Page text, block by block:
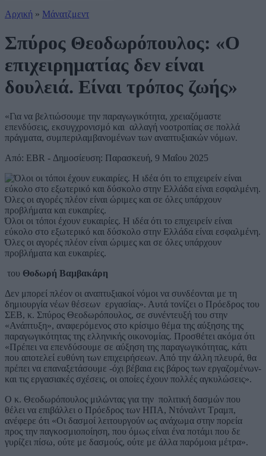
Αρχική » Μάνατζμεντ
Σπύρος Θεοδωρόπουλος: «Ο
επιχειρηματίας δεν είναι
δουλειά. Είναι τρόπος ζωής»
«Για να βελτιώσουμε την παραγωγικότητα, χρειαζόμαστε
επενδύσεις, εκσυγχρονισμό και αλλαγή νοοτροπίας σε πολλά
πράγματα, συμπεριλαμβανομένων των αναπτυξιακών νόμων.
Από: EBR - Δημοσίευση: Παρασκευή, 9 Μαΐου 2025
Όλοι οι τόποι έχουν ευκαιρίες. Η ιδέα ότι το επιχειρείν είναι
εύκολο στο εξωτερικό και δύσκολο στην Ελλάδα είναι εσφαλμένη.
Όλες οι αγορές πλέον είναι ώριμες και σε όλες υπάρχουν
προβλήματα και ευκαιρίες.
του Θοδωρή Βαμβακάρη
Δεν μπορεί πλέον οι αναπτυξιακοί νόμοι να συνδέονται με τη
δημιουργία νέων θέσεων εργασίας». Αυτά τονίζει ο Πρόεδρος του
ΣΕΒ, κ. Σπύρος Θεοδωρόπουλος, σε συνέντευξή του στην
«Ανάπτυξη», αναφερόμενος στο κρίσιμο θέμα της αύξησης της
παραγωγικότητας της ελληνικής οικονομίας. Προσθέτει ακόμα ότι
«Πρέπει να επενδύσουμε σε αύξηση της παραγωγικότητας, κάτι
που αποτελεί ευθύνη των επιχειρήσεων. Από την άλλη πλευρά, θα
πρέπει να επαναξετάσουμε -όχι βέβαια εις βάρος των εργαζομένων-
και τις εργασιακές σχέσεις, οι οποίες έχουν πολλές αγκυλώσεις».
Ο κ. Θεοδωρόπουλος μιλώντας για την πολιτική δασμών που
θέλει να επιβάλλει ο Πρόεδρος των ΗΠΑ, Ντόναλντ Τραμπ,
ανέφερε ότι «Οι δασμοί λειτουργούν ως ανάχωμα στην πορεία
προς την παγκοσμιοποίηση, που όμως είναι ένα ποτάμι που δε
γυρίζει πίσω, ούτε με δασμούς, ούτε με άλλα παρόμοια μέτρα».